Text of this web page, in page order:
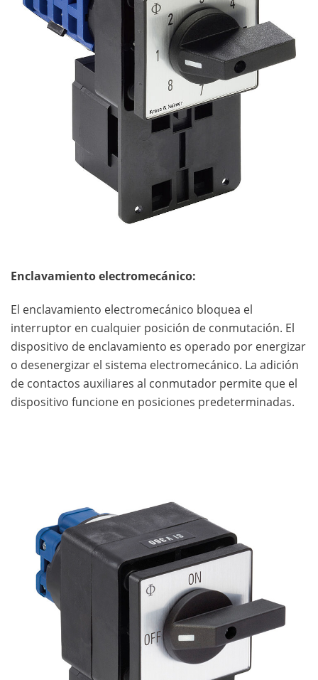
Enclavamiento electromecánico:
El enclavamiento electromecánico bloquea el
interruptor en cualquier posición de conmutación. El
dispositivo de enclavamiento es operado por energizar
o desenergizar el sistema electromecánico. La adición
de contactos auxiliares al conmutador permite que el
dispositivo funcione en posiciones predeterminadas.